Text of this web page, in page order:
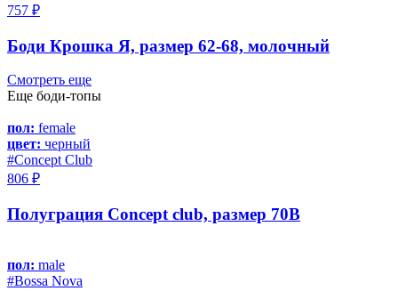
757 ₽
Боди Крошка Я, размер 62-68, молочный
Смотреть еще
Еще боди-топы
пол: female
цвет: черный
#Concept Club
806 ₽
Полуграция Concept club, размер 70B
пол: male
#Bossa Nova